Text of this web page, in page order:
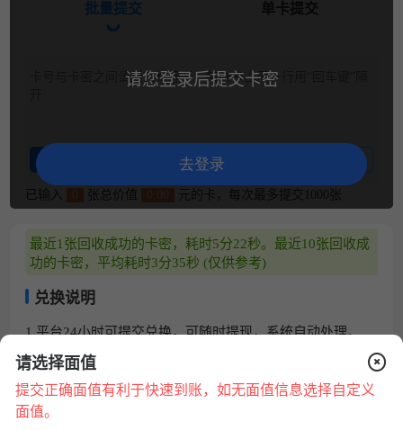
请您登录后提交卡密
去登录
批量提交 单卡提交
卡号与卡密之间请用空格隔开，每张卡占用一行用“回车键”隔
已输入 张总价值 元的卡，每次最多提交1000张
最近1张回收成功的卡密，耗时5分22秒。最近10张回收成
功的卡密，平均耗时3分35秒 (仅供参考)
兑换说明
1.平台24小时可提交兑换，可随时提现，系统自动处理。
2.请核对卡号/卡密正确无误，若信息错误，将无法回收。
3.卡券来源正规合法:提现秒到账 微信、支付宝提现0费用。
4.为保证您的账户安全，请配合平台做好相关身份认证，提
现必须保持实名账号一致。
请选择面值
提交正确面值有利于快速到账，如无面值信息选择自定义
面值。